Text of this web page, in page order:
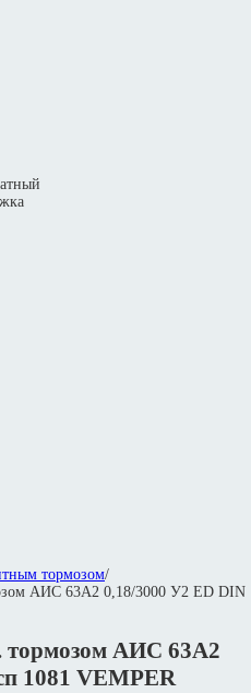
тормозом/
АИС 63А2 0,18/3000 У2 ED DIN
тормозом АИС 63А2
1081 VEMPER